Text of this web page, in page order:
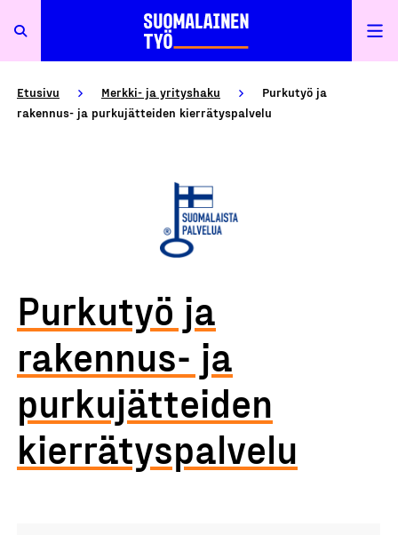
Etusivu Merkki- ja yrityshaku
Purkutyö ja
rakennus- ja purkujätteiden kierrätyspalvelu
Purkutyö ja
rakennus- ja
purkujätteiden
kierrätyspalvelu